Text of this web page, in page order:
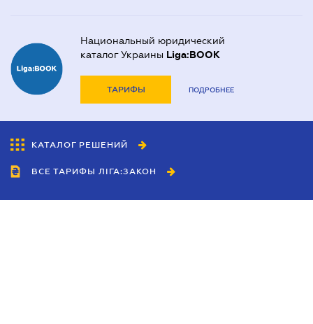
Национальный юридический
каталог Украины Liga:BOOK
ТАРИФЫ ПОДРОБНЕЕ
КАТАЛОГ РЕШЕНИЙ
ВСЕ ТАРИФЫ ЛІГА:ЗАКОН